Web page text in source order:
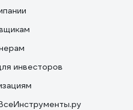
инвесторов